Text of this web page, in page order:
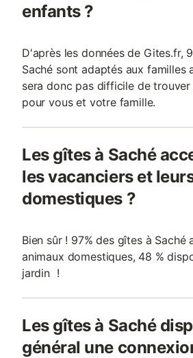
enfants ?
D'après les données de Gites.fr,
Saché sont adaptés aux familles
sera donc pas difficile de
pour vous et votre famille.
Les gîtes à Saché
les vacanciers et
domestiques ?
Bien sûr ! 97% des gîtes à Saché
animaux domestiques, 48 %
jardin !
Les gîtes à Saché
général une